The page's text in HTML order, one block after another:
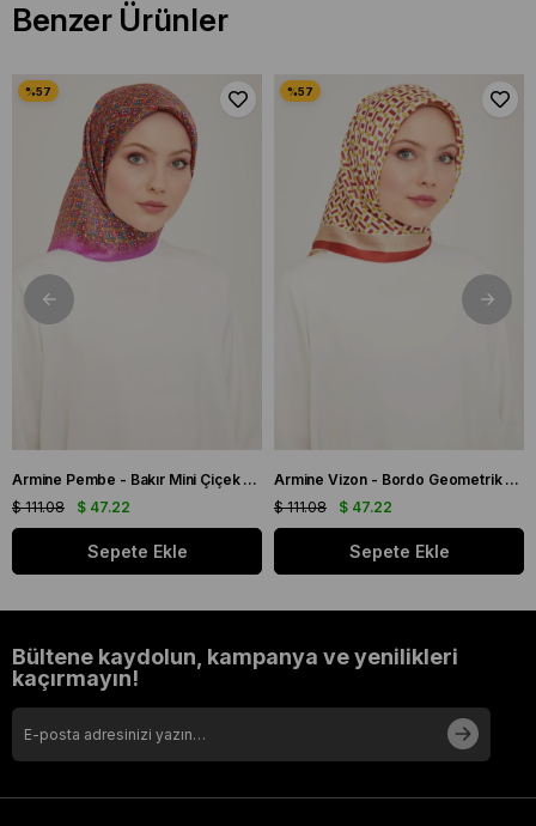
Benzer Ürünler
Armine Pembe - Bakır Mini Çiçek Desen Tivil İpek Eşarp IST 9134 - 03
$ 47.22
$ 111.08
Sepete Ekle
Armine Vizon - Bordo Geometrik Desen Tivil İpek Eşarp IST 9151 - 53
$ 47.22
$ 111.08
Sepete Ekle
Bültene kaydolun, kampanya ve yenilikleri
kaçırmayın!